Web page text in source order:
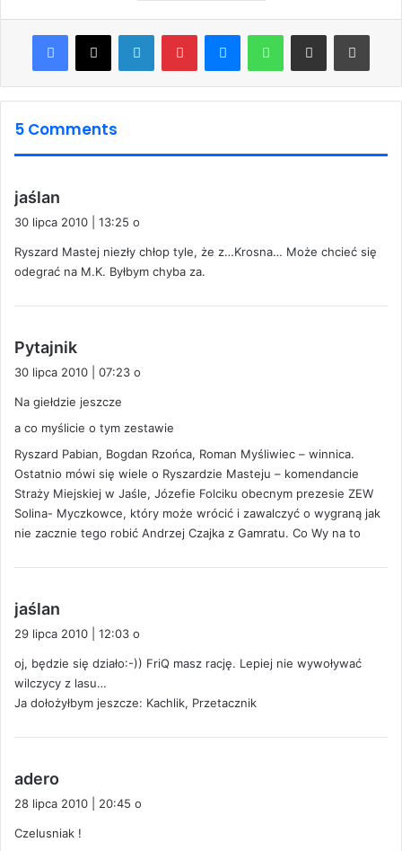
Facebook
X LinkedInPinterestMessengerWhatsAppShare via Email Print
5 Comments
jaślan
z
e
30 lipca 2010 | 13:25 o
Ryszard Mastej niezły chłop tyle, że z…Krosna… Może chcieć się
odegrać na M.K. Byłbym chyba za.
Pytajnik
z
e
:
30 lipca 2010 | 07:23 o
Na giełdzie jeszcze
a co myślicie o tym zestawie
Ryszard Pabian, Bogdan Rzońca, Roman Myśliwiec – winnica.
Ostatnio mówi się wiele o Ryszardzie Masteju – komendancie
Straży Miejskiej w Jaśle, Józefie Folciku obecnym prezesie ZEW
Solina- Myczkowce, który może wrócić i zawalczyć o wygraną jak
nie zacznie tego robić Andrzej Czajka z Gamratu. Co Wy na to
jaślan
z
e
:
29 lipca 2010 | 12:03 o
oj, będzie się działo:-)) FriQ masz rację. Lepiej nie wywoływać
wilczycy z lasu…
Ja dołożyłbym jeszcze: Kachlik, Przetacznik
adero
z
28 lipca 2010 | 20:45 o
Czelusniak !